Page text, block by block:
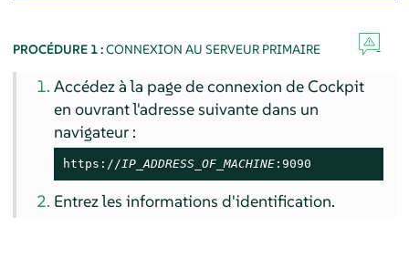
PROCÉDURE 1 :CONNEXION AU SERVEUR PRIMAIRE
Accédez à la page de connexion de Cockpit
en ouvrant l'adresse suivante dans un
navigateur :
https://IP_ADDRESS_OF_MACHINE :9090
Entrez les informations d'identification.